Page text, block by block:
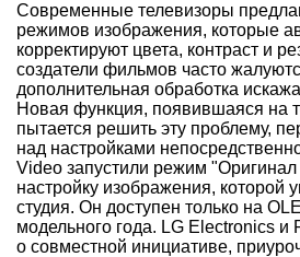
Современные телевизоры
режимов изображения, которые
корректируют цвета, контраст и
создатели фильмов часто
дополнительная обработка
Новая функция, появившаяся на
пытается решить эту проблему,
над настройками
Video запустили режим
настройку изображения, которой
студия. Он доступен только на
модельного года. LG Electronics и
о совместной инициативе,